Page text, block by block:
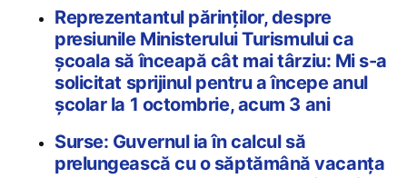
Reprezentantul părinților, despre
presiunile Ministerului Turismului ca
școala să înceapă cât mai târziu: Mi s-a
solicitat sprijinul pentru a începe anul
școlar la 1 octombrie, acum 3 ani
Surse: Guvernul ia în calcul să
prelungească cu o săptămână vacanța